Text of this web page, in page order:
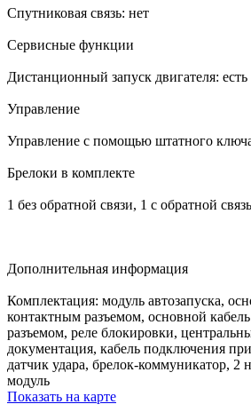
Спутниковая связь: нет
Сервисные функции
Дистанционный запуск двигателя: есть
Управление
Управление с помощью штатного
Брелоки в комплекте
1 без обратной связи, 1 с обратной
Дополнительная информация
Комплектация: модуль автозапуска,
контактным разъемом, основной
разъемом, реле блокировки,
документация, кабель подключения
датчик удара, брелок-коммуникатор, 2
модуль
Показать на карте